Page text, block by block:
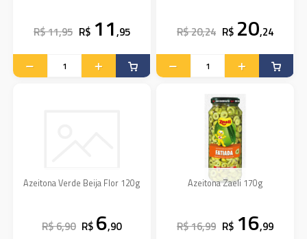
R$ 11,95 R$ 11,95 R$ 20,24 R$ 20,24
Azeitona Verde Beija Flor 120g
R$ 6,90 R$ 6,90
Azeitona Zaeli 170g
R$ 16,99 R$ 16,99